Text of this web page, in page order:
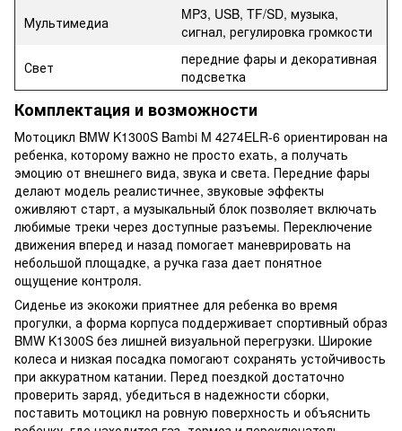
Мультимедиа
MP3, USB, TF/SD, музыка,
сигнал, регулировка громкости
Свет
передние фары и декоративная
подсветка
Комплектация и возможности
Мотоцикл BMW K1300S Bambi M 4274ELR-6 ориентирован на
ребенка, которому важно не просто ехать, а получать
эмоцию от внешнего вида, звука и света. Передние фары
делают модель реалистичнее, звуковые эффекты
оживляют старт, а музыкальный блок позволяет включать
любимые треки через доступные разъемы. Переключение
движения вперед и назад помогает маневрировать на
небольшой площадке, а ручка газа дает понятное
ощущение контроля.
Сиденье из экокожи приятнее для ребенка во время
прогулки, а форма корпуса поддерживает спортивный образ
BMW K1300S без лишней визуальной перегрузки. Широкие
колеса и низкая посадка помогают сохранять устойчивость
при аккуратном катании. Перед поездкой достаточно
проверить заряд, убедиться в надежности сборки,
поставить мотоцикл на ровную поверхность и объяснить